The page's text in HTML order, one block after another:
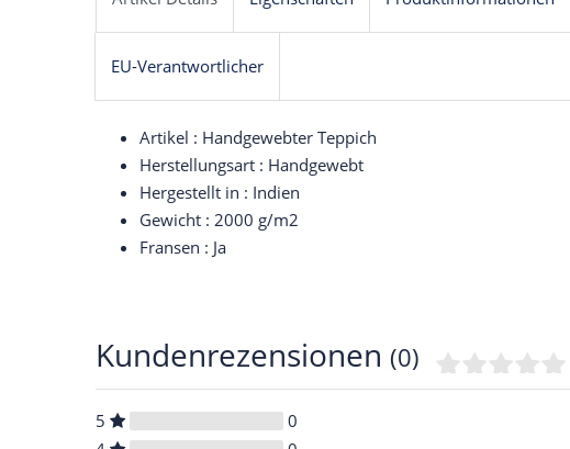
EU-Verantwortlicher
Artikel : Handgewebter Teppich
Herstellungsart : Handgewebt
Hergestellt in : Indien
Gewicht : 2000 g/m2
Fransen : Ja
Kundenrezensionen (0)
5
0